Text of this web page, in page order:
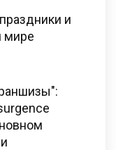
и
мире